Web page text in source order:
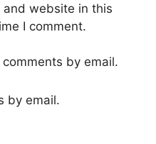
and website in this
I comment.
by email.
by email.